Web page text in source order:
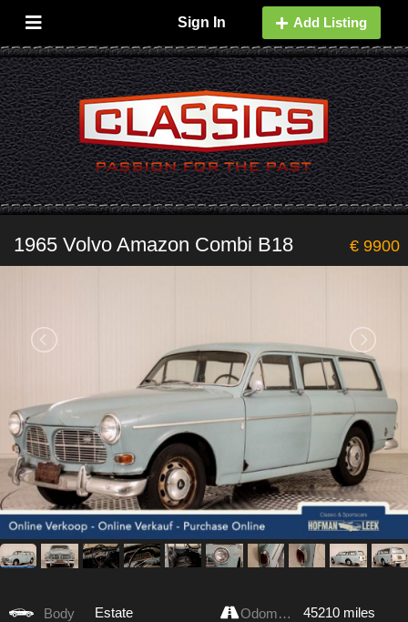
Sign In Add Listing
1965 Volvo Amazon Combi B18 € 9900
Body Estate Odometer 45210 miles